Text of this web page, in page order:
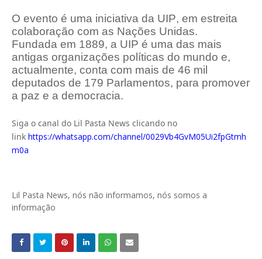
O evento é uma iniciativa da UIP, em estreita
colaboração com as Nações Unidas.
Fundada em 1889, a UIP é uma das mais
antigas organizações políticas do mundo e,
actualmente, conta com mais de 46 mil
deputados de 179 Parlamentos, para promover
a paz e a democracia.
Siga o canal do Lil Pasta News clicando no
link https://whatsapp.com/channel/0029Vb4GvM05Ui2fpGtmh
m0a
Lil Pasta News, nós não informamos, nós somos a
informação